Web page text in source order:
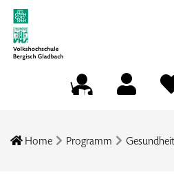
Home Programm Gesundheit